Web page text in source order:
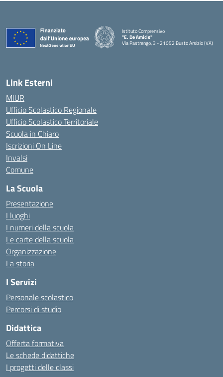
Istituto Comprensivo
"E. De Amicis"
Via Pastrengo, 3 - 21052 Busto Arsizio (VA)
Link Esterni
MIUR
Ufficio Scolastico Regionale
Ufficio Scolastico Territoriale
Scuola in Chiaro
Iscrizioni On Line
Invalsi
Comune
La Scuola
Presentazione
I luoghi
I numeri della scuola
Le carte della scuola
Organizzazione
La storia
I Servizi
Personale scolastico
Percorsi di studio
Didattica
Offerta formativa
Le schede didattiche
I progetti delle classi